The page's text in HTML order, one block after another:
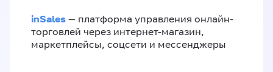
inSales — платформа управления онлайн-
торговлей через интернет-магазин,
маркетплейсы, соцсети и мессенджеры